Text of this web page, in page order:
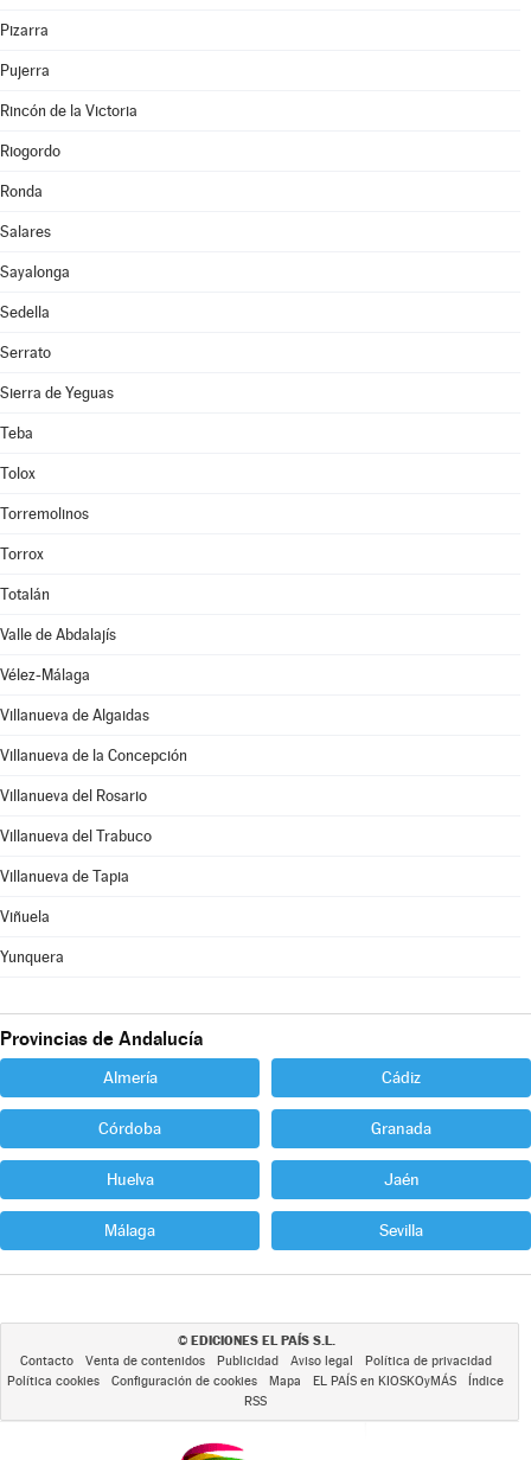
Pizarra
Pujerra
Rincón de la Victoria
Riogordo
Ronda
Salares
Sayalonga
Sedella
Serrato
Sierra de Yeguas
Teba
Tolox
Torremolinos
Torrox
Totalán
Valle de Abdalajís
Vélez-Málaga
Villanueva de Algaidas
Villanueva de la Concepción
Villanueva del Rosario
Villanueva del Trabuco
Villanueva de Tapia
Viñuela
Yunquera
Provincias de Andalucía
Almería Cádiz
Córdoba Granada
Huelva Jaén
Málaga Sevilla
© EDICIONES EL PAÍS S.L.
Contacto Venta de contenidos Publicidad Aviso legal
Política de privacidad
Política cookies
Configuración de cookies Mapa EL PAÍS en KIOSKOyMÁS
Índice
RSS